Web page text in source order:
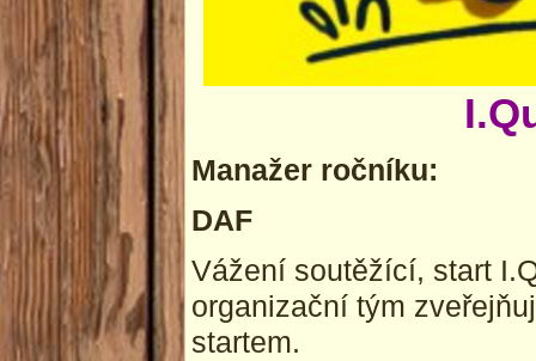
Manažer ročníku:
DAF
Vážení soutěžící, start
organizační tým
startem.